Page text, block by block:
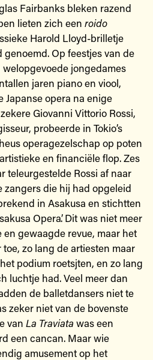
Fairbanks bleken razend
lieten zich een roido
Harold Lloyd-brilletje
Op feestjes van de
jongedames
jaren piano en viool,
Japanse opera na enige
Giovanni Vittorio Rossi,
probeerde in Tokio’s
operagezelschap op poten
en financiële flop. Zes
teleurgestelde Rossi af naar
zangers die hij had opgeleid
in Asakusa en stichtten
Opera’. Dit was niet meer
gewaagde revue, maar het
zo lang de artiesten maar
podium roetsjten, en zo lang
luchtje had. Veel meer dan
de balletdansers niet te
zeker niet van de bovenste
van La Traviata was een
een cancan. Maar wie
amusement op het